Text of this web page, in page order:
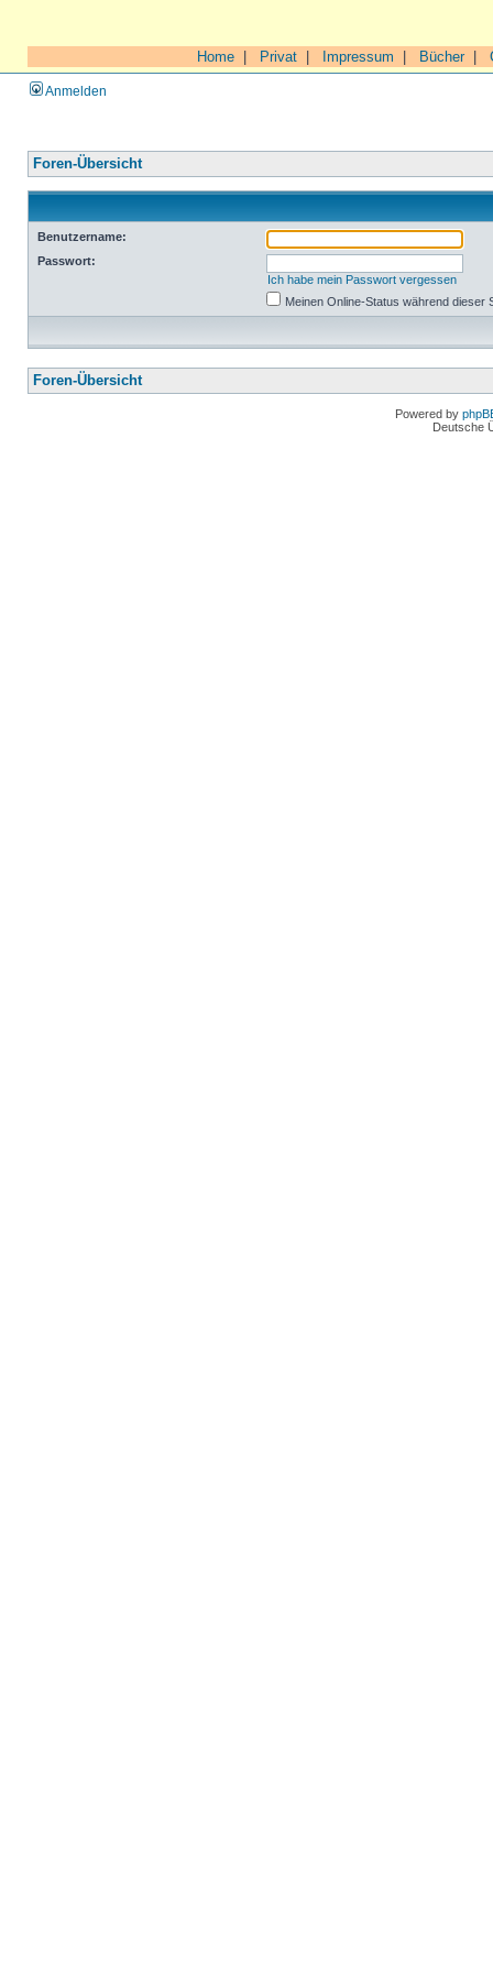
Home Privat Impressum Bücher|
Anmelden
Foren-Übersicht
Benutzername:
Passwort:
Ich habe mein Passwort vergessen
Meinen Online-Status während dieser
Foren-Übersicht
Powered by
Deutsche